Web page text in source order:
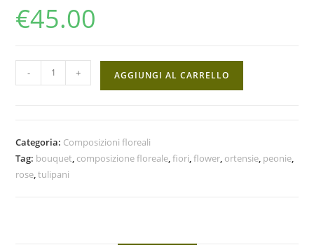
€45.00
- + AGGIUNGI AL CARRELLO
Categoria: Composizioni floreali
Tag: bouquet composizione floreale ,fiori ,flower ortensie peonie
rose ,tulipani